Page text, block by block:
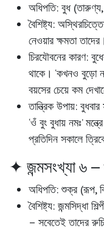
অধিপতি: বুধ
বৈশিষ্ট্য:
নেওয়ার ক্ষমতা
চিরযৌবনের কারণ:
থাকে। ‘কখনও বুড়ো
বয়সের চেয়ে কম
তান্ত্রিক উপায়:
‘ওঁ বুং বুধায় নমঃ’
প্রতিদিন সকালে
✦ জন্মসংখ্যা ৬ –
অধিপতি:শুক্র (রূপ,
বৈশিষ্ট্য: জন্মসিদ্ধা
– সবেতেই তাদের